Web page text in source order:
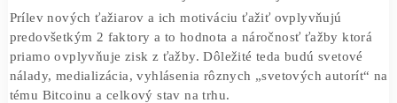
hodnotu okolo 700 000 000 USD.
Budúcnosť ťažby